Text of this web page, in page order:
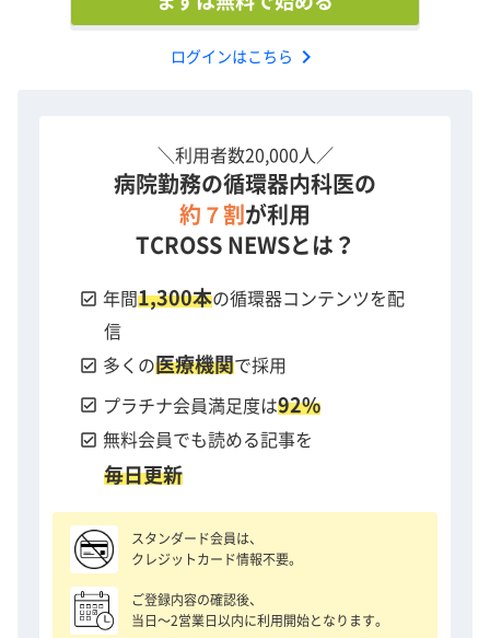
ログインはこちら chevron_right
＼利用者数20,000人／
病院勤務の循環器内科医の
約７割 が利用
TCROSS NEWSとは？
check_box 年間1,300本の循環器コンテンツを配
信
check_box 多くの医療機関で採用
check_box プラチナ会員満足度は92%
check_box 無料会員でも読める記事を
毎日更新
スタンダード会員は、
クレジットカード情報不要。
ご登録内容の確認後、
当日〜2営業日以内に利用開始となります。